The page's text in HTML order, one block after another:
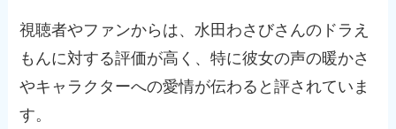
視聴者やファンからは、水田わさびさんのドラえ
もんに対する評価が高く、特に彼女の声の暖かさ
やキャラクターへの愛情が伝わると評されていま
す。